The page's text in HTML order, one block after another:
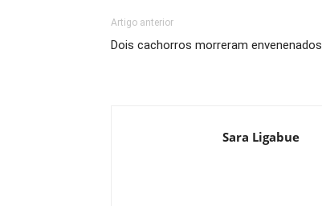
Artigo anterior
Dois cachorros morreram envenenados
Sara Ligabue